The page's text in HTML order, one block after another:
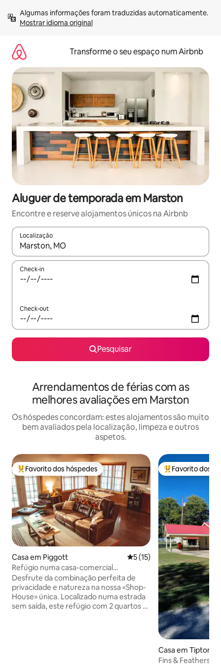
para
Mostrar idioma original
Transforme o seu espaço num Airbnb
Aluguer de temporada em Marston
Encontre e reserve alojamentos únicos na Airbnb
Localização
Quando os resultados estiverem disponíveis, navegue com
Check-in
Check-out
Pesquisar
Arrendamentos de férias com as
melhores avaliações em Marston
Os hóspedes concordam: estes alojamentos são muito
bem avaliados pela localização, limpeza e outros
aspetos.
Favoritos dos hóspedes mais apreciados
Favorito dos hóspedes
Casa em Piggott Classificação média de 5
5 (15)
Refúgio numa casa-comercial
isolada/Caminhada até ao parque
histórico!
Desfrute da combinação perfeita de
privacidade e natureza na nossa «Shop-
House» única. Localizado numa estrada
sem saída, este refúgio com 2 quartos e
Favoritos dos
Favorito dos
Casa em
Fins & Feathers,